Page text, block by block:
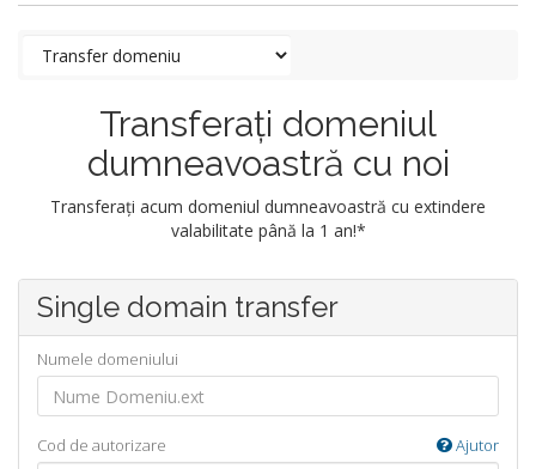
Transferați domeniul
dumneavoastră cu noi
Transferați acum domeniul dumneavoastră cu extindere
valabilitate până la 1 an!*
Single domain transfer
Numele domeniului
Cod de autorizare Ajutor